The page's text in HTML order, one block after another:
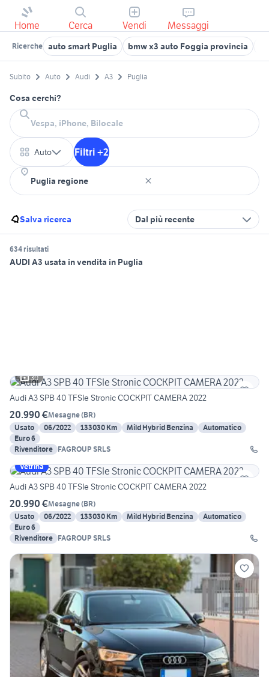
Home Cerca Vendi Messaggi
Ricerche auto smart Puglia bmw x3 auto Foggia provincia
Subito Auto Audi A3 Puglia
Cosa cerchi?
Auto Filtri +2
Salva ricerca Dal più recente
634 risultati
AUDI A3 usata in vendita in Puglia
30
Audi A3 SPB 40 TFSIe Stronic COCKPIT CAMERA 2022
20.990 €Mesagne(BR)
Usato
06/2022 133030 Km Mild Hybrid Benzina
Automatico
Euro 6
Rivenditore FAGROUP SRLS
Vetrina
Audi A3 SPB 40 TFSIe Stronic COCKPIT CAMERA 2022
20.990 €Mesagne(BR)
Usato
06/2022 133030 Km Mild Hybrid Benzina
Automatico
Euro 6
Rivenditore FAGROUP SRLS